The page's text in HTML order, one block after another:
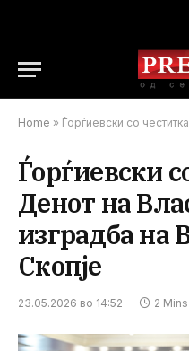
Home » Ѓорѓиевски со честитка за Денот
Ѓорѓиевски
Денот на
изградба на
Скопје
23.05.2026 во 14:52 2